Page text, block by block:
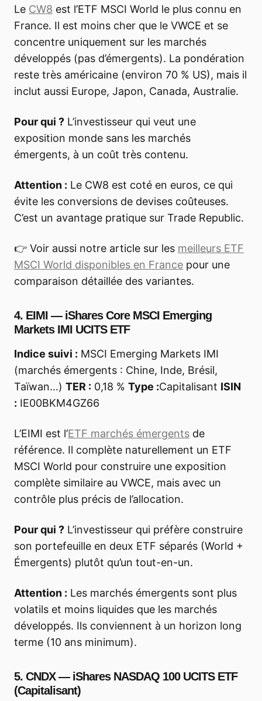
Le CW8 est l’ETF MSCI World le plus connu en
France. Il est moins cher que le VWCE et se
concentre uniquement sur les marchés
développés (pas d’émergents). La pondération
reste très américaine (environ 70 % US), mais il
inclut aussi Europe, Japon, Canada, Australie.
Pour qui ? L’investisseur qui veut une
exposition monde sans les marchés
émergents, à un coût très contenu.
Attention : Le CW8 est coté en euros, ce qui
évite les conversions de devises coûteuses.
C’est un avantage pratique sur Trade Republic.
👉 Voir aussi notre article sur les meilleurs ETF
MSCI World disponibles en France pour une
comparaison détaillée des variantes.
4. EIMI — iShares Core MSCI Emerging
Markets IMI UCITS ETF
Indice suivi : MSCI Emerging Markets IMI
(marchés émergents : Chine, Inde, Brésil,
Taïwan…) TER : 0,18 % Type :Capitalisant ISIN
: IE00BKM4GZ66
L’EIMI est l’ETF marchés émergents de
référence. Il complète naturellement un ETF
MSCI World pour construire une exposition
complète similaire au VWCE, mais avec un
contrôle plus précis de l’allocation.
Pour qui ? L’investisseur qui préfère construire
son portefeuille en deux ETF séparés (World +
Émergents) plutôt qu’un tout-en-un.
Attention : Les marchés émergents sont plus
volatils et moins liquides que les marchés
développés. Ils conviennent à un horizon long
terme (10 ans minimum).
5. CNDX — iShares NASDAQ 100 UCITS ETF
(Capitalisant)